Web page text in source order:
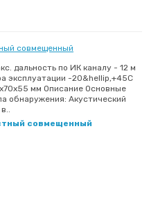
дальность по ИК каналу - 12 м
эксплуатации -20&hellip,+45С
мм Описание Основные
обнаружения: Акустический
совмещенный